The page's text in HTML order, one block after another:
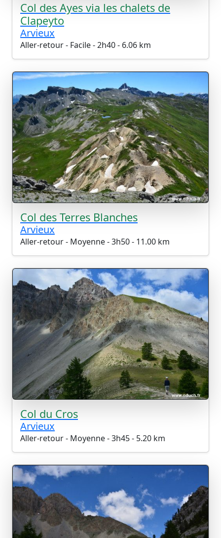
Col des Ayes via les chalets de
Clapeyto
Arvieux
Aller-retour - Facile - 2h40 - 6.06 km
Col des Terres Blanches
Arvieux
Aller-retour - Moyenne - 3h50 - 11.00 km
Col du Cros
Arvieux
Aller-retour - Moyenne - 3h45 - 5.20 km